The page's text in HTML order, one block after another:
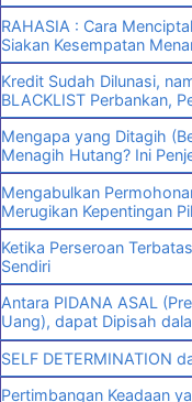
RAHASIA : Cara
Siakan Kesempatan
Kredit Sudah Dilunasi,
BLACKLIST Perbankan,
Mengapa yang Ditagih
Menagih Hutang? Ini
Mengabulkan
Merugikan Kepentingan
Ketika Perseroan
Sendiri
Antara PIDANA ASAL
Uang), dapat Dipisah
SELF DETERMINATION
Pertimbangan Keadaan